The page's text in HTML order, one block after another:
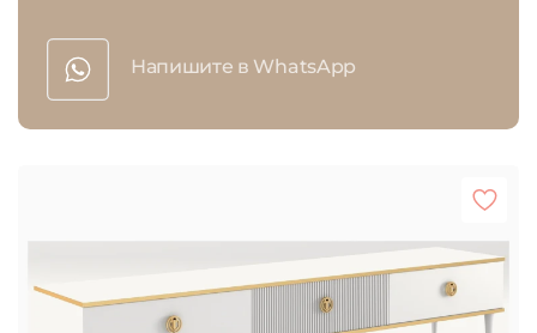
Напишите в WhatsApp